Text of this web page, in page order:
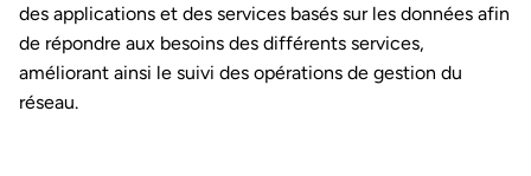
des applications et des services basés sur les données afin
de répondre aux besoins des différents services,
améliorant ainsi le suivi des opérations de gestion du
réseau.